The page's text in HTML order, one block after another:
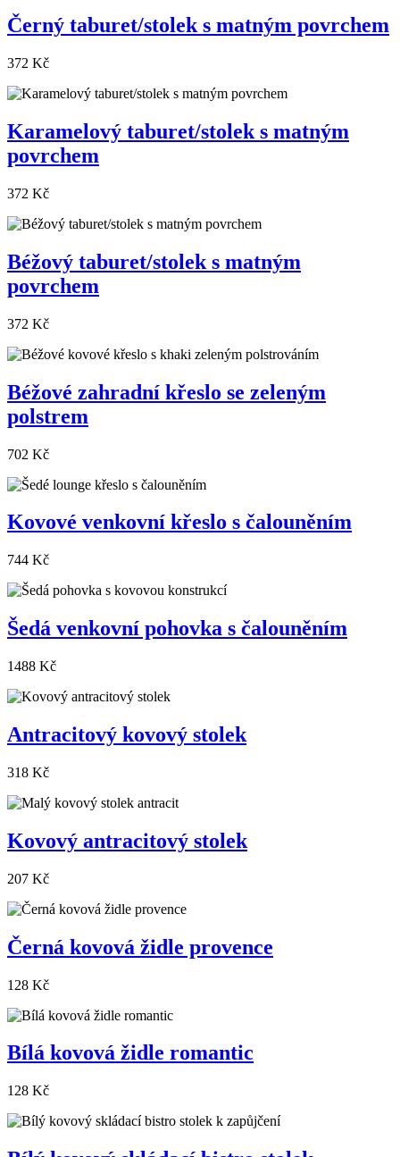
Černý taburet/stolek s matným povrchem
372 Kč
Karamelový taburet/stolek s matným
povrchem
372 Kč
Béžový taburet/stolek s matným
povrchem
372 Kč
Béžové zahradní křeslo se zeleným
polstrem
702 Kč
Kovové venkovní křeslo s čalouněním
744 Kč
Šedá venkovní pohovka s čalouněním
1488 Kč
Antracitový kovový stolek
318 Kč
Kovový antracitový stolek
207 Kč
Černá kovová židle provence
128 Kč
Bílá kovová židle romantic
128 Kč